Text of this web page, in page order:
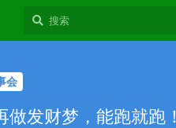
会
发财梦，能跑就跑！